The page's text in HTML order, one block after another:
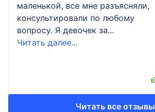
маленькой, все мне разъясняли,
консультировали по любому
вопросу. Я девочек за...
Читать далее...
Читать все отзывы